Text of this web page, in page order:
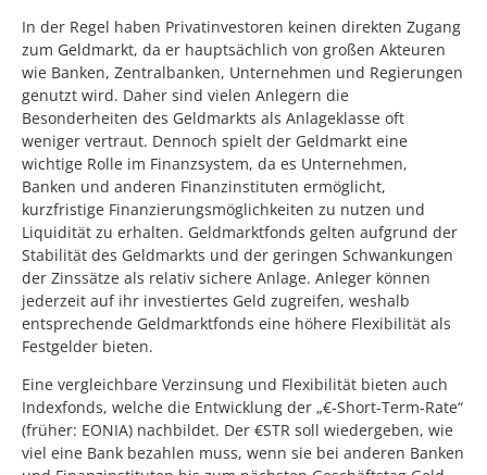
In der Regel haben Privatinvestoren keinen direkten Zugang
zum Geldmarkt, da er hauptsächlich von großen Akteuren
wie Banken, Zentralbanken, Unternehmen und Regierungen
genutzt wird. Daher sind vielen Anlegern die
Besonderheiten des Geldmarkts als Anlageklasse oft
weniger vertraut. Dennoch spielt der Geldmarkt eine
wichtige Rolle im Finanzsystem, da es Unternehmen,
Banken und anderen Finanzinstituten ermöglicht,
kurzfristige Finanzierungsmöglichkeiten zu nutzen und
Liquidität zu erhalten. Geldmarktfonds gelten aufgrund der
Stabilität des Geldmarkts und der geringen Schwankungen
der Zinssätze als relativ sichere Anlage. Anleger können
jederzeit auf ihr investiertes Geld zugreifen, weshalb
entsprechende Geldmarktfonds eine höhere Flexibilität als
Festgelder bieten.
Eine vergleichbare Verzinsung und Flexibilität bieten auch
Indexfonds, welche die Entwicklung der „€-Short-Term-Rate“
(früher: EONIA) nachbildet. Der €STR soll wiedergeben, wie
viel eine Bank bezahlen muss, wenn sie bei anderen Banken